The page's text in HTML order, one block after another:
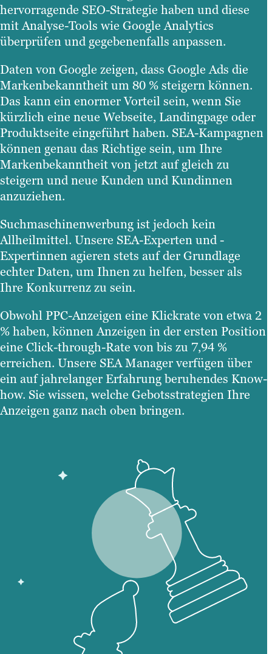
hervorragende SEO-Strategie haben und diese
mit Analyse-Tools wie Google Analytics
überprüfen und gegebenenfalls anpassen.
Daten von Google zeigen, dass Google Ads die
Markenbekanntheit um 80 % steigern können.
Das kann ein enormer Vorteil sein, wenn Sie
kürzlich eine neue Webseite, Landingpage oder
Produktseite eingeführt haben. SEA-Kampagnen
können genau das Richtige sein, um Ihre
Markenbekanntheit von jetzt auf gleich zu
steigern und neue Kunden und Kundinnen
anzuziehen.
Suchmaschinenwerbung ist jedoch kein
Allheilmittel. Unsere SEA-Experten und -
Expertinnen agieren stets auf der Grundlage
echter Daten, um Ihnen zu helfen, besser als
Ihre Konkurrenz zu sein.
Obwohl PPC-Anzeigen eine Klickrate von etwa 2
% haben, können Anzeigen in der ersten Position
eine Click-through-Rate von bis zu 7,94 %
erreichen. Unsere SEA Manager verfügen über
ein auf jahrelanger Erfahrung beruhendes Know-
how. Sie wissen, welche Gebotsstrategien Ihre
Anzeigen ganz nach oben bringen.